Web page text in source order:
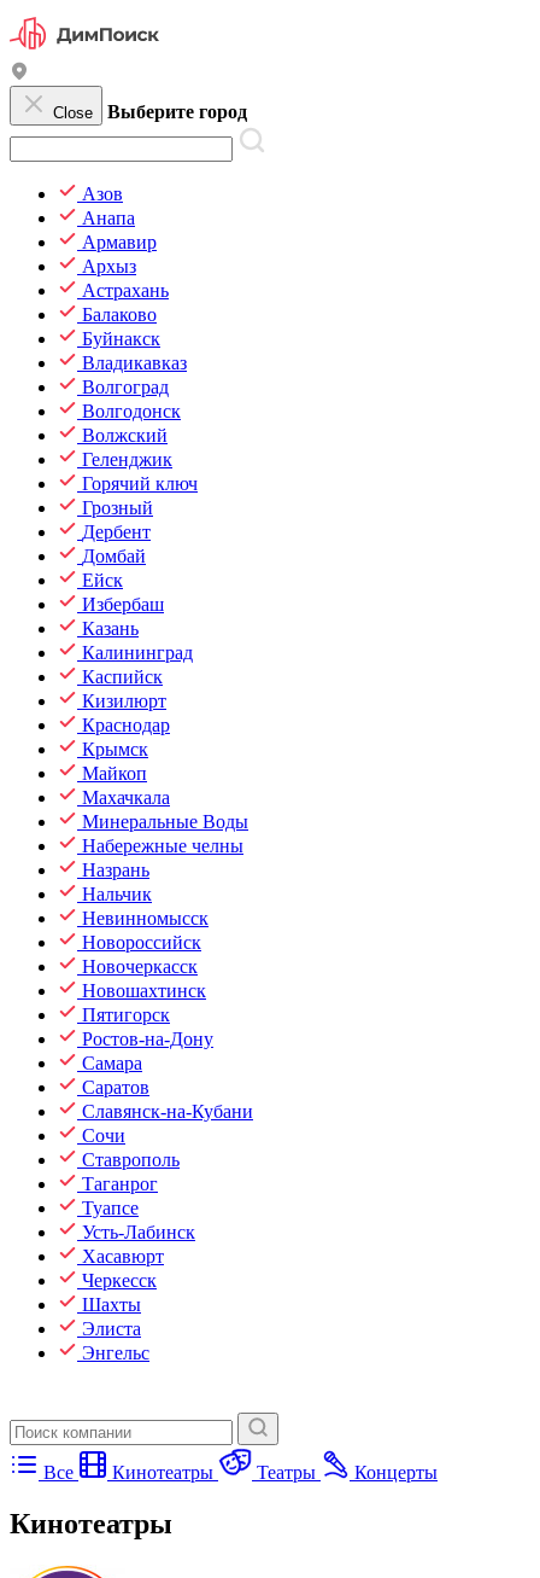
Close Выберите город
Азов
Анапа
Армавир
Архыз
Астрахань
Балаково
Буйнакск
Владикавказ
Волгоград
Волгодонск
Волжский
Геленджик
Горячий ключ
Грозный
Дербент
Домбай
Ейск
Избербаш
Казань
Калининград
Каспийск
Кизилюрт
Краснодар
Крымск
Майкоп
Махачкала
Минеральные Воды
Набережные челны
Назрань
Нальчик
Невинномысск
Новороссийск
Новочеркасск
Новошахтинск
Пятигорск
Ростов-на-Дону
Самара
Саратов
Славянск-на-Кубани
Сочи
Ставрополь
Таганрог
Туапсе
Усть-Лабинск
Хасавюрт
Черкесск
Шахты
Элиста
Энгельс
Все Кинотеатры Театры Концерты
Кинотеатры